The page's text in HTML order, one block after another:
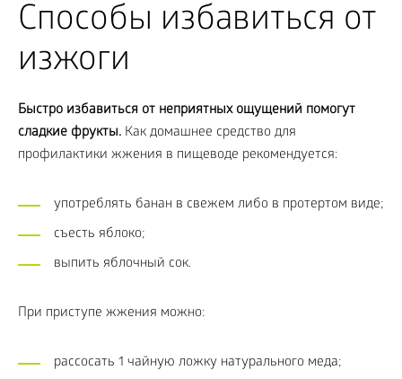
Способы избавиться от
изжоги
Быстро избавиться от неприятных ощущений помогут
сладкие фрукты. Как домашнее средство для
профилактики жжения в пищеводе рекомендуется:
употреблять банан в свежем либо в протертом виде;
съесть яблоко;
выпить яблочный сок.
При приступе жжения можно:
рассосать 1 чайную ложку натурального меда;